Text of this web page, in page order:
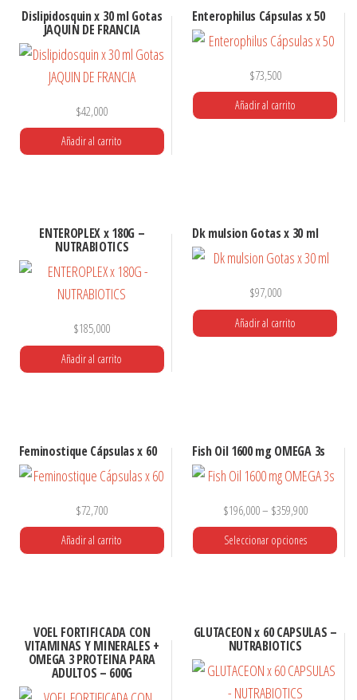
Dislipidosquin x 30 ml Gotas
JAQUIN DE FRANCIA
$42,000
Añadir al carrito
Enterophilus Cápsulas x 50
$73,500
Añadir al carrito
ENTEROPLEX x 180G –
NUTRABIOTICS
$185,000
Añadir al carrito
Dk mulsion Gotas x 30 ml
$97,000
Añadir al carrito
Feminostique Cápsulas x 60
$72,700
Añadir al carrito
Fish Oil 1600 mg OMEGA 3s
$196,000– $359,900
Seleccionar opciones
múltiples
variantes.
Las
VOEL FORTIFICADA CON
VITAMINAS Y MINERALES +
OMEGA 3 PROTEINA PARA
ADULTOS – 600G
GLUTACEON x 60 CAPSULAS –
NUTRABIOTICS